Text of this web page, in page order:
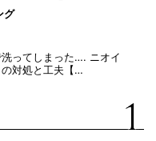
グ
ってしまった…. ニオイ
対処と工夫【…